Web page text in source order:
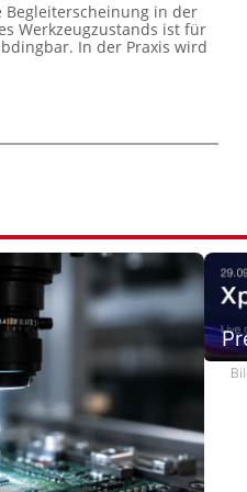
in der
Werkzeugzustands ist für
In der Praxis wird